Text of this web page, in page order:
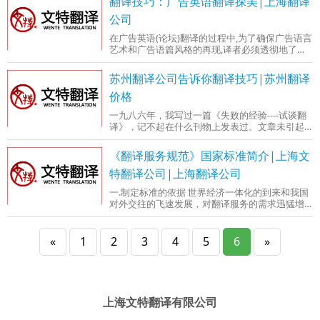
译员按听到的原语的句子顺序，把整个句子切成
意群单位或信息单位，再使用连接词把这些单位
自然连接起来，译出整体的意思。这种翻译方法
为“顺句驱动”。如以下句子按顺句驱动的原则来
译：“所有人/
公司
在广告英语(论坛)翻译的过程中,为了确保广告语言
艺术和广告语篇风格的再现,译者必须透彻地了解
广告产品和广告语篇的内容及其艺术形式,遵循英
汉两种不同语言的特点和表达习惯, 通过忠实和准
确的翻译来再现原文的音韵美、形象美、简约美
等语言艺术美。本文对列举的许多实例进行对比
分析,演示美学观照下广告英语的翻译实践。广告
作为一种应用语言,是当今社会广泛使用的交流媒
介。为了使广告具有特殊的感染力,能在瞬间引起
读
苏州翻译公司告诉你翻译技巧|苏州翻译
价格
一九八六年，我写过一篇《失败的经验----试谈翻
译》，记不起在什么刊物上发表过。文章未引起
任何反应，我想是不值一看，打算削弃。钟书
说：文章没有空论，却有实用，劝我保留。这篇
文章就收入我的《作品集》了。如今重读旧文，
觉得我没把意思表达清楚，所举例句，也未注明
原文出处，所以我稍加修改，并换了题目。我对
自己的翻译，总觉未臻完善。所以我翻译的作品
虽然不多，失败的经验却不少。由失败的
《翻译服务规范》国家标准简介|上海文
特翻译公司|上海翻译公司
一.制定标准的依据 世界经济一体化的到来和我国
对外交往的飞速发展，对翻译服务的需求迅猛增
加，从事翻译服务业务的企业如 雨后春笋般的涌
现出来，形成了一个有别于其他服务行业的新兴
产业。目前翻译服务的产值虽然不高，但由于 涉
及各个领域的国际交往、重大引进工程的建设
« 1 2 3 4 5 6 »
上海文特翻译有限公司